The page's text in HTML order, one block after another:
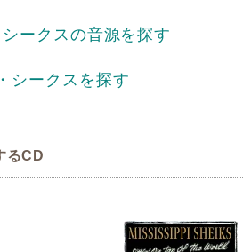
ークスの音源を探す
シークスを探す
るCD